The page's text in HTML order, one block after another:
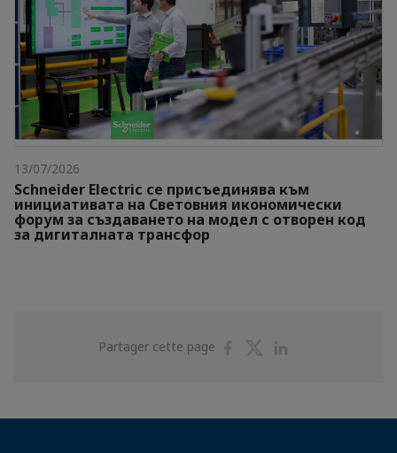
13/07/2026
Schneider Electric се присъединява към
инициативата на Световния икономически
форум за създаването на модел с отворен код
за дигиталната трансфор
Partager cette page
PartagerPartager